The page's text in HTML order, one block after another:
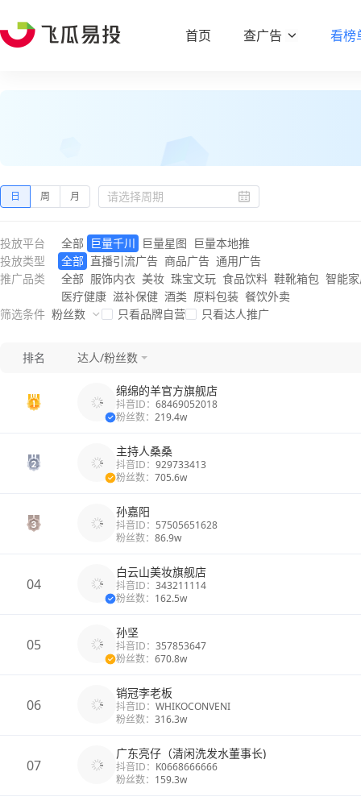
首页 查广告 看榜
日 周 月
投放平台 全部 巨量千川 巨量星图 巨量本地推
投放类型
全部 直播引流广告 商品广告 通用广告
推广品类
全部 服饰内衣 美妆 珠宝文玩 食品饮料 鞋靴箱包 智能
医疗健康 滋补保健 酒类 原料包装 餐饮外卖
筛选条件 粉丝数 只看品牌自营 只看达人推广
排名 达人/粉丝数
绵绵的羊官方旗舰店
抖音ID： 68469052018
粉丝数： 219.4w
主持人桑桑
抖音ID： 929733413
粉丝数： 705.6w
孙嘉阳
抖音ID： 57505651628
粉丝数： 86.9w
04
白云山美妆旗舰店
抖音ID： 343211114
粉丝数： 162.5w
05
孙坚
抖音ID： 357853647
粉丝数： 670.8w
06
销冠李老板
抖音ID： WHIKOCONVENI
粉丝数： 316.3w
07
广东亮仔（清闲洗发水董事长)
抖音ID： K0668666666
粉丝数： 159.3w